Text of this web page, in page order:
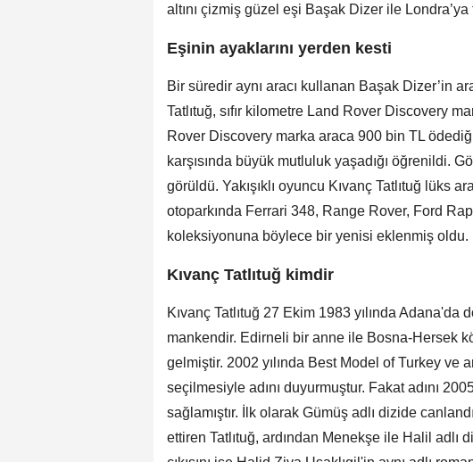
altını çizmiş güzel eşi Başak Dizer ile Londra’ya
Eşinin ayaklarını yerden kesti
Bir süredir aynı aracı kullanan Başak Dizer’in
Tatlıtuğ, sıfır kilometre Land Rover Discovery
Rover Discovery marka araca 900 bin TL
karşısında büyük mutluluk yaşadığı öğrenildi.
görüldü. Yakışıklı oyuncu Kıvanç Tatlıtuğ lüks
otoparkında Ferrari 348, Range Rover, Ford
koleksiyonuna böylece bir yenisi eklenmiş oldu.
Kıvanç Tatlıtuğ kimdir
Kıvanç Tatlıtuğ 27 Ekim 1983 yılında Adana'da
mankendir. Edirneli bir anne ile Bosna-Hersek
gelmiştir. 2002 yılında Best Model of Turkey ve
seçilmesiyle adını duyurmuştur. Fakat adını
sağlamıştır. İlk olarak Gümüş adlı dizide
ettiren Tatlıtuğ, ardından Menekşe ile Halil adlı